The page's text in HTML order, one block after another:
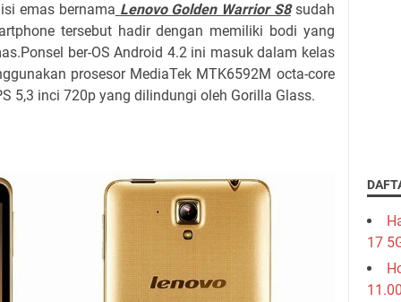
emas bernama Lenovo Golden Warrior S8sudah
tersebut hadir dengan memiliki bodi yang
ber-OS Android 4.2 ini masuk dalam kelas
prosesor MediaTek MTK6592M octa-core
5,3 inci 720p yang dilindungi oleh Gorilla Glass.
17